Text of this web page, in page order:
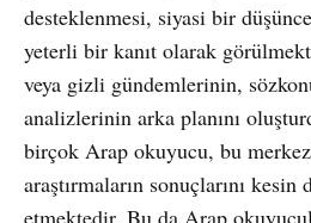
desteklenmesi, siyasi bir
yeterli bir kanıt olarak
veya gizli gündemlerinin,
analizlerinin arka planını
birçok Arap okuyucu, bu
araştırmaların sonuçlarını
etmektedir. Bu da Arap